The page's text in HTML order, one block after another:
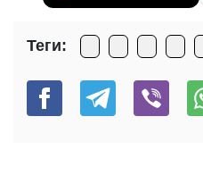
Теги: